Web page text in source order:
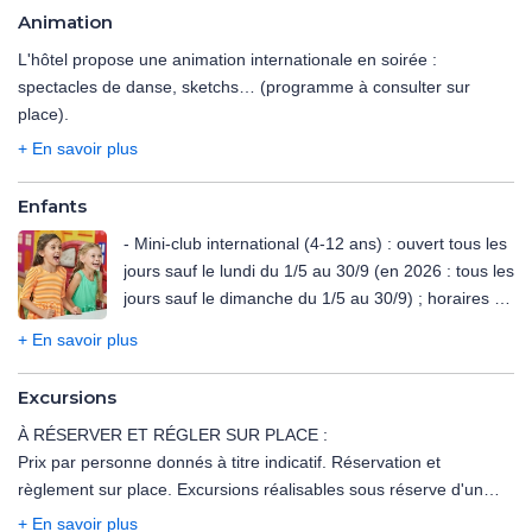
Les horaires des restaurants et bars sont susceptibles de
modification par l'hôtelier.
Les horaires des restaurants et bars sont susceptibles de
modification par l'hôtelier.
Tenue correcte exigée pour le dîner.
Déjeuner panier repas sur demande uniquement (la veille avant
- Terrain de tennis (surface synthétique, éclairage payant).
- Beach-volley (selon météo).
- Fléchettes.
- Pétanque.
- Tir à l'arc.
- Ping-pong.
- Jeux de société.
- Amphithéâtre.
- Salle de sport (disponible jusqu'au 7/11/25).
En option payante
- Spa : massages, soins du corps et du visage. Ouvert de 10h à
18h.
À proximité : planche à voile, ski nautique (selon météo).
Animation
L'hôtel propose une animation internationale en soirée :
spectacles de danse, sketchs… (programme à consulter sur
place).
+ En savoir plus
Enfants
- Mini-club international (4-12 ans) : ouvert tous les
jours sauf le lundi du 1/5 au 30/9 (en 2026 : tous les
jours sauf le dimanche du 1/5 au 30/9) ; horaires à
- Aire de jeux en plein air.
- Baby-sitting sur demande (environ 15€/ heure,
prix à titre indicatif, réservation et paiement sur
place).
+ En savoir plus
Excursions
À RÉSERVER ET RÉGLER SUR PLACE :
Prix par personne donnés à titre indicatif. Réservation et
règlement sur place. Excursions réalisables sous réserve d'un
minimum de participants.
+ En savoir plus